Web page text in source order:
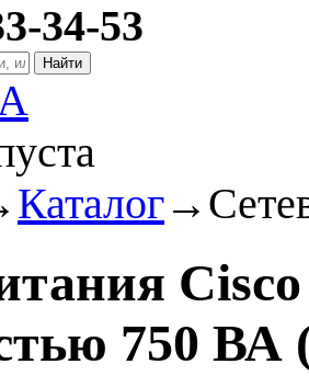
34-53
Каталог→
750 ВА